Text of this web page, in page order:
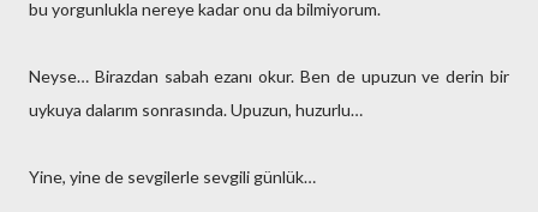
bu yorgunlukla nereye kadar onu da bilmiyorum.
Neyse… Birazdan sabah ezanı okur. Ben de upuzun ve derin bir
uykuya dalarım sonrasında. Upuzun, huzurlu…
Yine, yine de sevgilerle sevgili günlük…